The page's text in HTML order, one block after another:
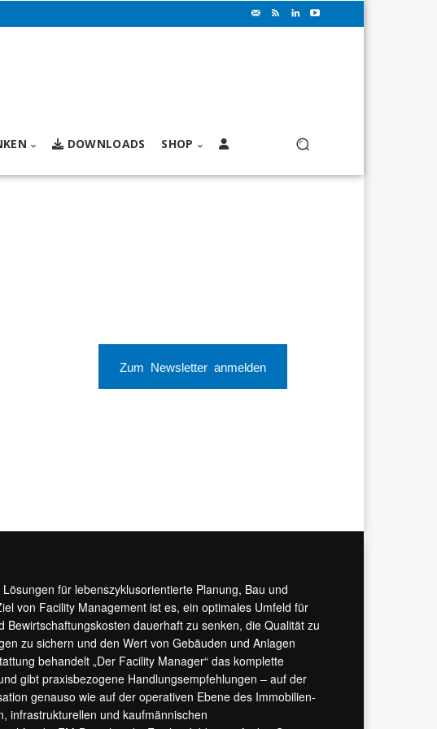
DOWNLOADS SHOP
Zum Newsletter anmelden
für lebenszyklusorientierte Planung, Bau und
von Facility Management ist es, ein optimales Umfeld für
dauerhaft zu senken, die Qualität zu
zu sichern und den Wert von Gebäuden und Anlagen
behandelt „Der Facility Manager“ das komplette
gibt praxisbezogene Handlungsempfehlungen – auf der
genauso wie auf der operativen Ebene des Immobilien-
infrastrukturellen und kaufmännischen